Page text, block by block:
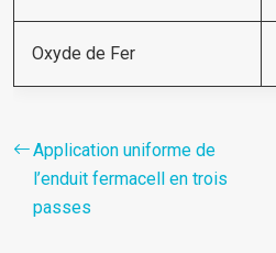
Oxyde de Fer
Application uniforme de
l’enduit fermacell en trois
passes